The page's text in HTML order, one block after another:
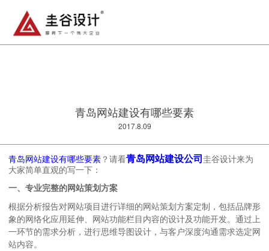
青岛网站建设有哪些要素
2017.8.09
青岛网站建设有哪些要素 ？请看青岛网站建设公司 圭谷设计来为
大家简单直观的写一下：
一、专业完整的网站策划方案
根据分析报告对网站项目进行详细的网站策划方案定制，包括品牌形
象的网络化应用延伸、网站功能栏目内容的设计及功能开发。通过上
一环节的需求分析，进行思维导图设计，与客户深度沟通需求选定网
站内容。